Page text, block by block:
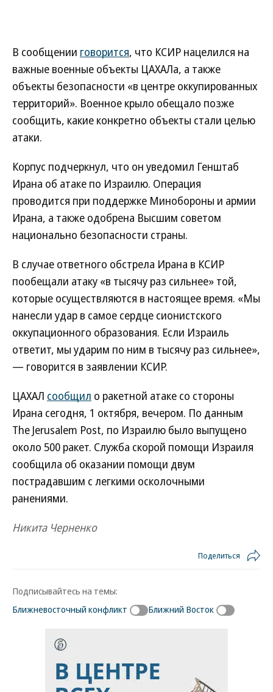
В сообщении говорится, что КСИР нацелился на
важные военные объекты ЦАХАЛа, а также
объекты безопасности «в центре оккупированных
территорий». Военное крыло обещало позже
сообщить, какие конкретно объекты стали целью
атаки.
Корпус подчеркнул, что он уведомил Генштаб
Ирана об атаке по Израилю. Операция
проводится при поддержке Минобороны и армии
Ирана, а также одобрена Высшим советом
национально безопасности страны.
В случае ответного обстрела Ирана в КСИР
пообещали атаку «в тысячу раз сильнее» той,
которые осуществляются в настоящее время. «Мы
нанесли удар в самое сердце сионистского
оккупационного образования. Если Израиль
ответит, мы ударим по ним в тысячу раз сильнее»,
— говорится в заявлении КСИР.
ЦАХАЛ сообщил о ракетной атаке со стороны
Ирана сегодня, 1 октября, вечером. По данным
The Jerusalem Post, по Израилю было выпущено
около 500 ракет. Служба скорой помощи Израиля
сообщила об оказании помощи двум
пострадавшим с легкими осколочными
ранениями.
Никита Черненко
Поделиться
Подписывайтесь на темы:
Ближневосточный конфликт
Ближний Восток